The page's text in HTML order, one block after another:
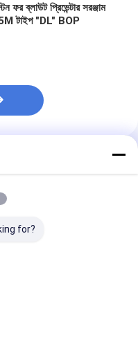
ফর ব্লাউট প্রিভেন্টার সরঞ্জাম
টাইপ "DL" BOP
for?